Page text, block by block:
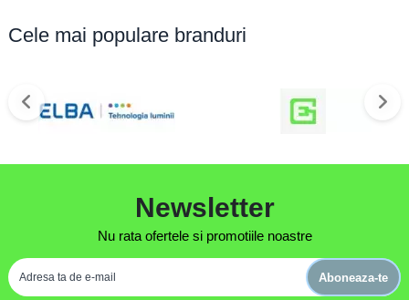
Cele mai populare branduri
Newsletter
Nu rata ofertele si promotiile noastre
Aboneaza-te